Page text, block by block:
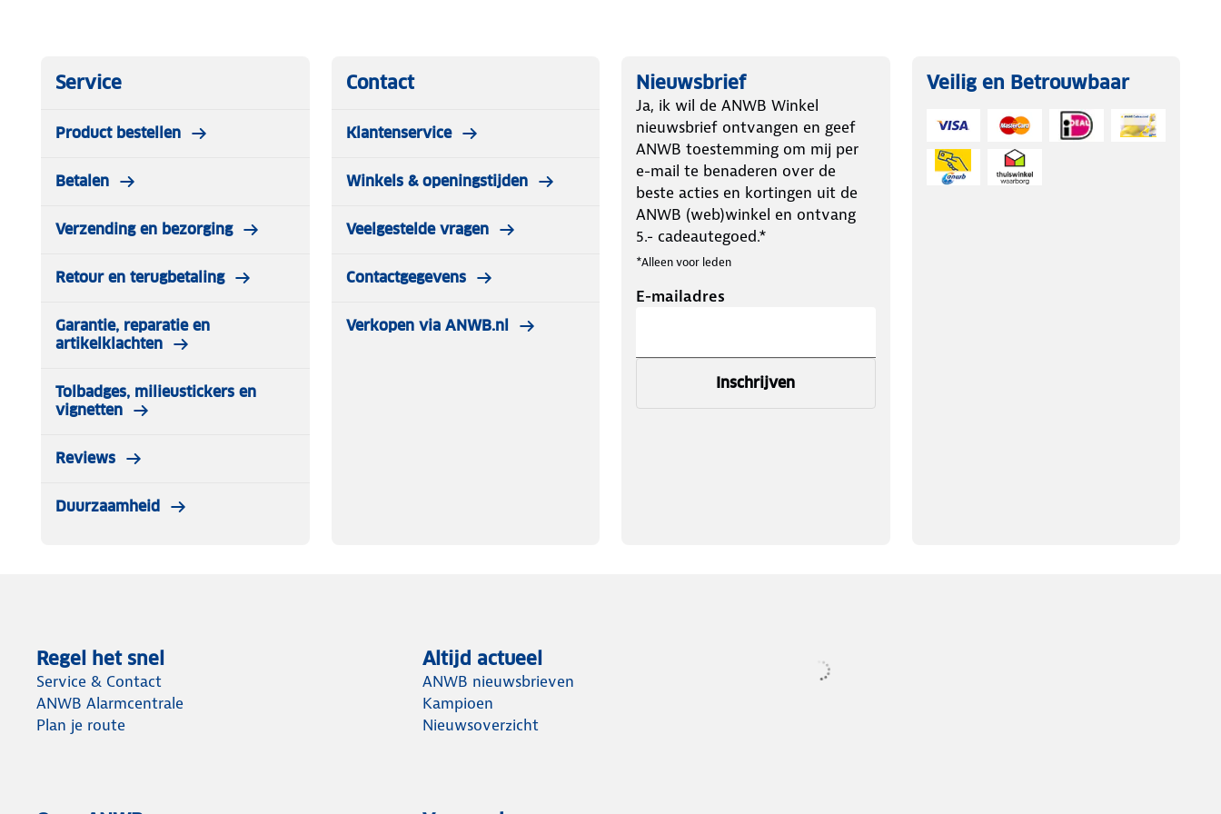
Service
Product bestellen
Betalen
Verzending en bezorging
Retour en terugbetaling
Garantie, reparatie en
artikelklachten
Tolbadges, milieustickers en
vignetten
Reviews
Duurzaamheid
Contact
Klantenservice
Winkels & openingstijden
Veelgestelde vragen
Contactgegevens
Verkopen via ANWB.nl
Nieuwsbrief
Ja, ik wil de ANWB Winkel
nieuwsbrief ontvangen en geef
ANWB toestemming om mij per
e-mail te benaderen over de
beste acties en kortingen uit de
ANWB (web)winkel en ontvang
5.- cadeautegoed.*
*Alleen voor leden
E-mailadres
Inschrijven
Veilig en Betrouwbaar
Regel het snel
Service & Contact
ANWB Alarmcentrale
Plan je route
Altijd actueel
ANWB nieuwsbrieven
Kampioen
Nieuwsoverzicht